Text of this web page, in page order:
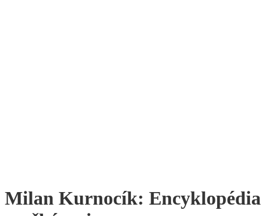
Milan Kurnocík: Encyklopédia